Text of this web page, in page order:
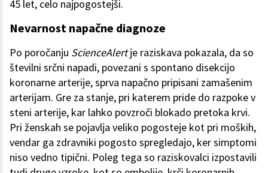
45 let, celo najpogostejši.
Nevarnost napačne diagnoze
Po poročanju ScienceAlertje raziskava pokazala, da so
številni srčni napadi, povezani s spontano disekcijo
koronarne arterije, sprva napačno pripisani zamašenim
arterijam. Gre za stanje, pri katerem pride do razpoke v
steni arterije, kar lahko povzroči blokado pretoka krvi.
Pri ženskah se pojavlja veliko pogosteje kot pri moških,
vendar ga zdravniki pogosto spregledajo, ker simptomi
niso vedno tipični. Poleg tega so raziskovalci izpostavili